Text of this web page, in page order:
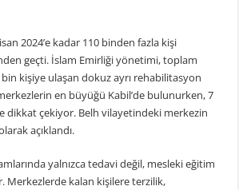
2024’e kadar 110 binden fazla kişi
geçti. İslam Emirliği yönetimi, toplam
bin kişiye ulaşan dokuz ayrı rehabilitasyon
en büyüğü Kabil’de bulunurken, 7
dikkat çekiyor. Belh vilayetindeki merkezin
açıklandı.
yalnızca tedavi değil, mesleki eğitim
Merkezlerde kalan kişilere terzilik,